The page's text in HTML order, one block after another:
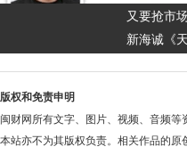
又要抢市
新海诚《
版权和免责申明
闽财网所有文字、图片、视频、音频等
本站亦不为其版权负责。相关作品的